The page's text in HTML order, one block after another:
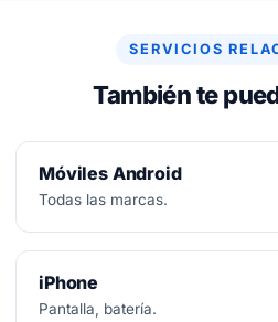
SERVICIOS
También te
Móviles Android
Todas las marcas.
iPhone
Pantalla, batería.